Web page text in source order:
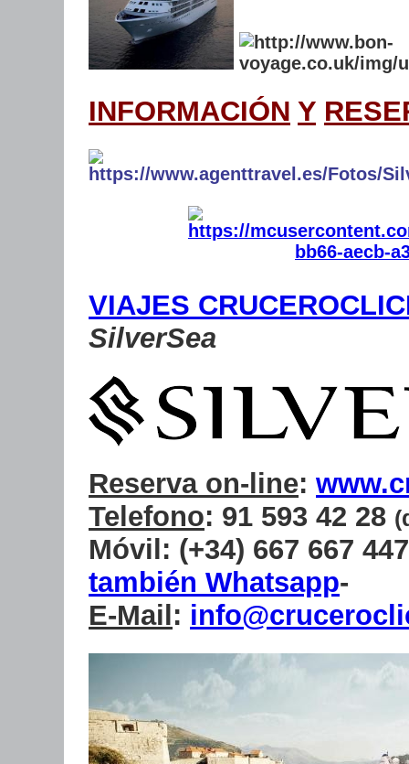
INFORMACIÓN Y
VIAJES
SilverSea
Reserva on-line:
Telefono: 91 593 42 28
Móvil: (+34) 667 667 447
también Whatsapp-
E-Mail :